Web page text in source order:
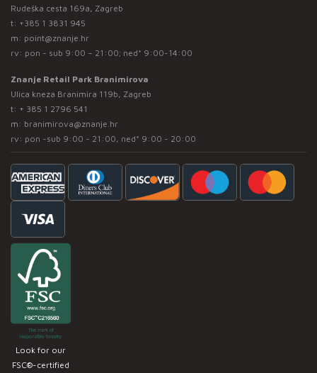
Rudeška cesta 169a, Zagreb
t: +385 1 3831 945
m: point@znanje.hr
rv: pon - sub 9:00 – 21:00; ned* 9:00-14:00
Znanje Retail Park Branimirova
Ulica kneza Branimira 119b, Zagreb
t: + 385 1 2796 541
m: branimirova@znanje.hr
rv: pon -sub 9:00 - 21:00, ned* 9:00 - 20:00
Look for our
FSC®-certified